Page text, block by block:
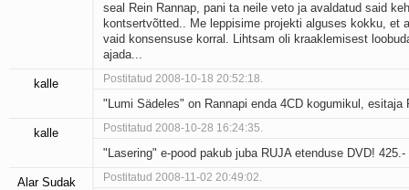
seal Rein Rannap, pani ta neile veto ja avaldatud said
kontsertvõtted.. Me leppisime projekti alguses kokku, et
vaid konsensuse korral. Lihtsam oli kraaklemisest
ajada...
kalle Postitatud 2008-10-18 20:52:18.
"Lumi Sädeles" on Rannapi enda 4CD kogumikul, esitaja
kalle Postitatud 2008-10-28 16:24:35.
"Lasering" e-pood pakub juba RUJA etenduse DVD! 425.-
Alar Sudak Postitatud 2008-11-02 20:49:02.